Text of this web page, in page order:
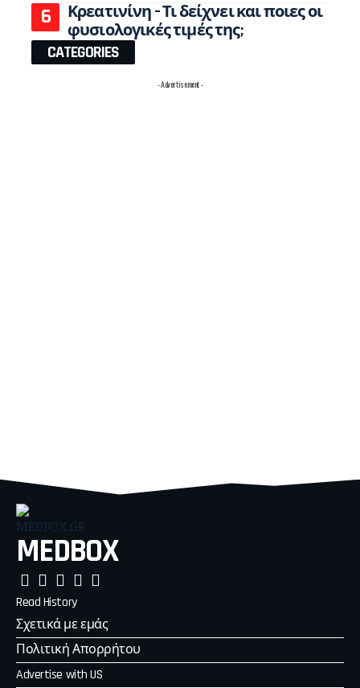
Κρεατινίνη – Τι δείχνει και ποιες οι
φυσιολογικές τιμές της;
CATEGORIES
- Advertisement -
MEDBOX
Read History
Σχετικά με εμάς
Πολιτική Απορρήτου
Advertise with US